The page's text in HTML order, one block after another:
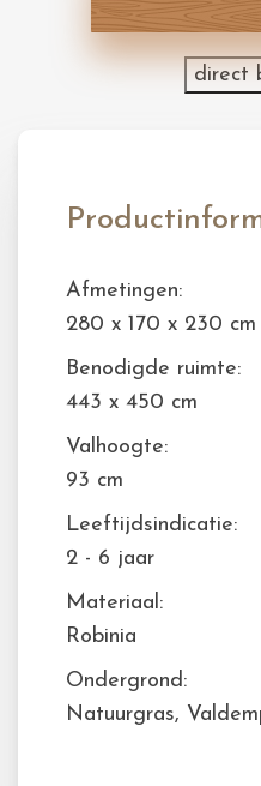
direct
Afmetingen:
280 x 170 x 230 cm
Benodigde ruimte:
443 x 450 cm
Valhoogte:
93 cm
Leeftijdsindicatie:
2 - 6 jaar
Materiaal:
Robinia
Ondergrond:
Natuurgras,